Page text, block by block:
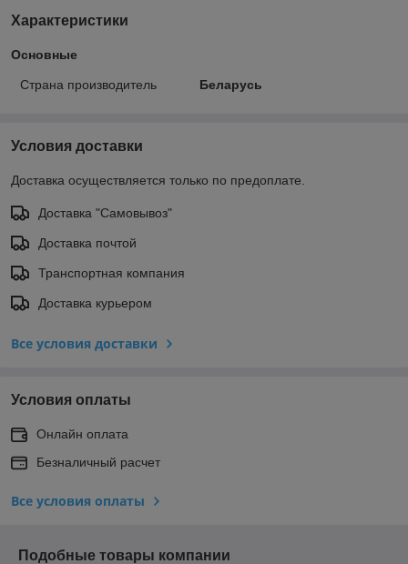
Характеристики
Основные
Страна производитель Беларусь
Условия доставки
Доставка осуществляется только по предоплате.
Доставка "Самовывоз"
Доставка почтой
Транспортная компания
Доставка курьером
Все условия доставки
Условия оплаты
Онлайн оплата
Безналичный расчет
Все условия оплаты
Подобные товары компании